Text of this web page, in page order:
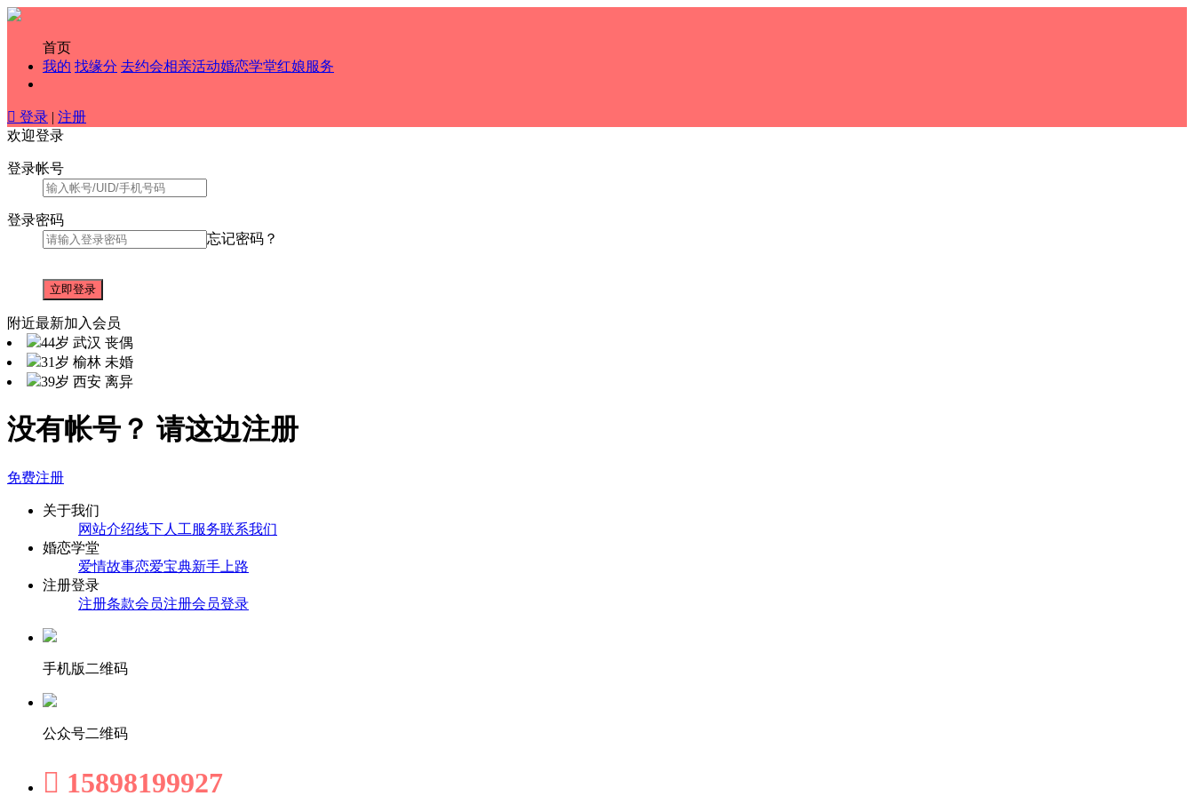
首页
我的 找缘分 去约会相亲活动婚恋学堂红娘服务
 登录 | 注册
欢迎登录
登录帐号
登录密码
忘记密码？
附近最新加入会员
44岁 武汉 丧偶
31岁 榆林 未婚
39岁 西安 离异
没有帐号？ 请这边注册
免费注册
关于我们
网站介绍线下人工服务联系我们
婚恋学堂
爱情故事恋爱宝典新手上路
注册登录
注册条款会员注册会员登录
手机版二维码
公众号二维码
 15898199927